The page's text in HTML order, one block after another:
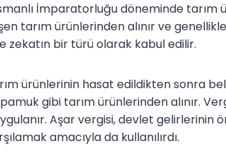
İmparatorluğu döneminde tarım
tarım ürünlerinden alınır ve
zekatın bir türü olarak kabul edilir.
ürünlerinin hasat edildikten sonra
gibi tarım ürünlerinden alınır.
Aşar vergisi, devlet
amacıyla da kullanılırdı.